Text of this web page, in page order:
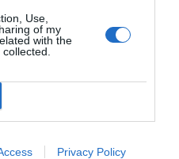
Use,
of my
with the
Privacy Policy